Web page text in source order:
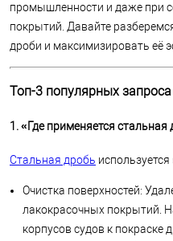
промышленности и даже при
покрытий. Давайте
дроби и максимизировать её
Топ-3 популярных
1. «Где применяется стальная
Стальная дробь
Очистка поверхностей:
лакокрасочных покрытий.
корпусов судов к покраске